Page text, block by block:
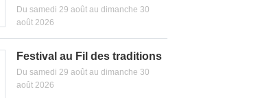
Du samedi 29 août au dimanche 30
août 2026
Festival au Fil des traditions
Du samedi 29 août au dimanche 30
août 2026